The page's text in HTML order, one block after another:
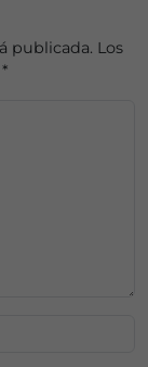
publicada. Los
*